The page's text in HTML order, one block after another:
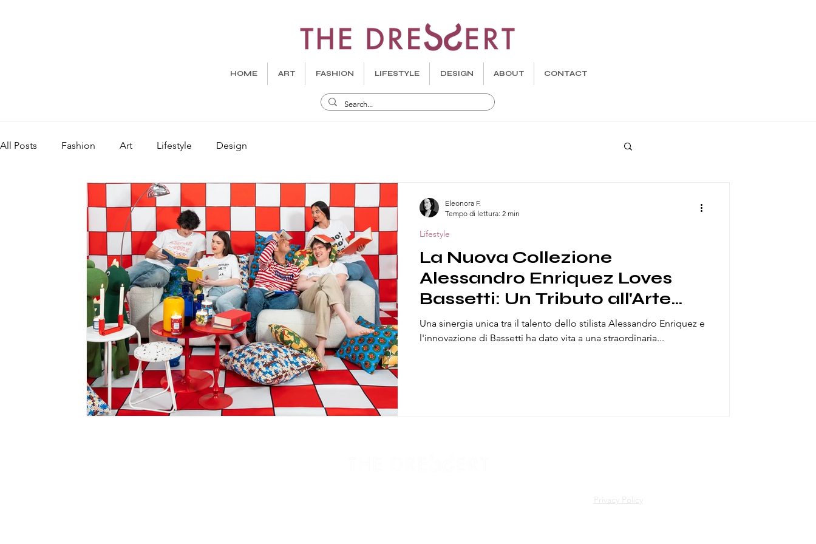
HOME ART FASHION LIFESTYLE DESIGN ABOUT CONTACT
All Posts Fashion Art Lifestyle Design
La Nuova Collezione
Alessandro Enriquez Loves
Bassetti: Un Tributo all'Arte
Italiana e al Design
Contemporaneo
Una sinergia unica tra il talento dello stilista Alessandro Enriquez e
l'innovazione di Bassetti ha dato vita a una straordinaria...
Lifestyle
Eleonora F.
Tempo di lettura: 2 min
Privacy Policy